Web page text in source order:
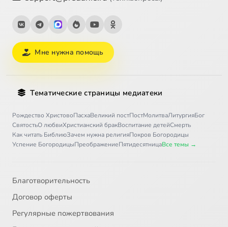
Мне нужна помощь
Тематические страницы медиатеки
Рождество ХристовоПасхаВеликий постПостМолитваЛитургияБог
СвятостьО любвиХристианский бракВоспитание детейСмерть
Как читать БиблиюЗачем нужна религияПокров Богородицы
Успение БогородицыПреображениеПятидесятницаВсе темы →
Благотворительность
Договор оферты
Регулярные пожертвования